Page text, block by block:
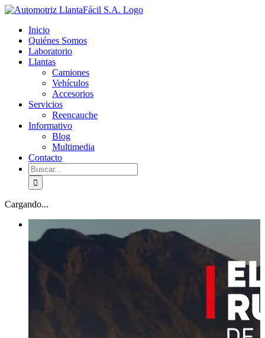
Skip
content
facebook
youtube
Inicio
Quiénes Somos
Laboratorio
Llantas
Camiones
Vehículos
Accesorios
Servicios
Reencauche
Informativo
Blog
Multimedia
Contacto
Buscar:
Cargando...